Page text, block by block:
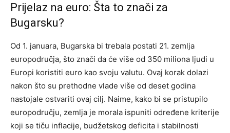
Prijelaz na euro: Šta to znači za
Bugarsku?
Od 1. januara, Bugarska bi trebala postati 21. zemlja
europodručja, što znači da će više od 350 miliona ljudi u
Europi koristiti euro kao svoju valutu. Ovaj korak dolazi
nakon što su prethodne vlade više od deset godina
nastojale ostvariti ovaj cilj. Naime, kako bi se pristupilo
europodručju, zemlja je morala ispuniti određene kriterije
koji se tiču inflacije, budžetskog deficita i stabilnosti